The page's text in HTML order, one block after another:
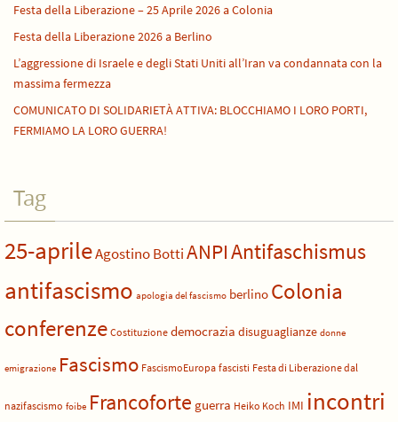
Festa della Liberazione – 25 Aprile 2026 a Colonia
Festa della Liberazione 2026 a Berlino
L’aggressione di Israele e degli Stati Uniti all’Iran va condannata con la
massima fermezza
COMUNICATO DI SOLIDARIETÀ ATTIVA: BLOCCHIAMO I LORO PORTI,
FERMIAMO LA LORO GUERRA!
Tag
25-aprileAgostino BottiANPIAntifaschismus
antifascismo apologia del fascismo berlino Colonia
conferenze Costituzione democrazia disuguaglianze donne
emigrazione Fascismo FascismoEuropa fascisti Festa di Liberazione dal
nazifascismo foibe Francoforte guerra Heiko Koch IMI incontri